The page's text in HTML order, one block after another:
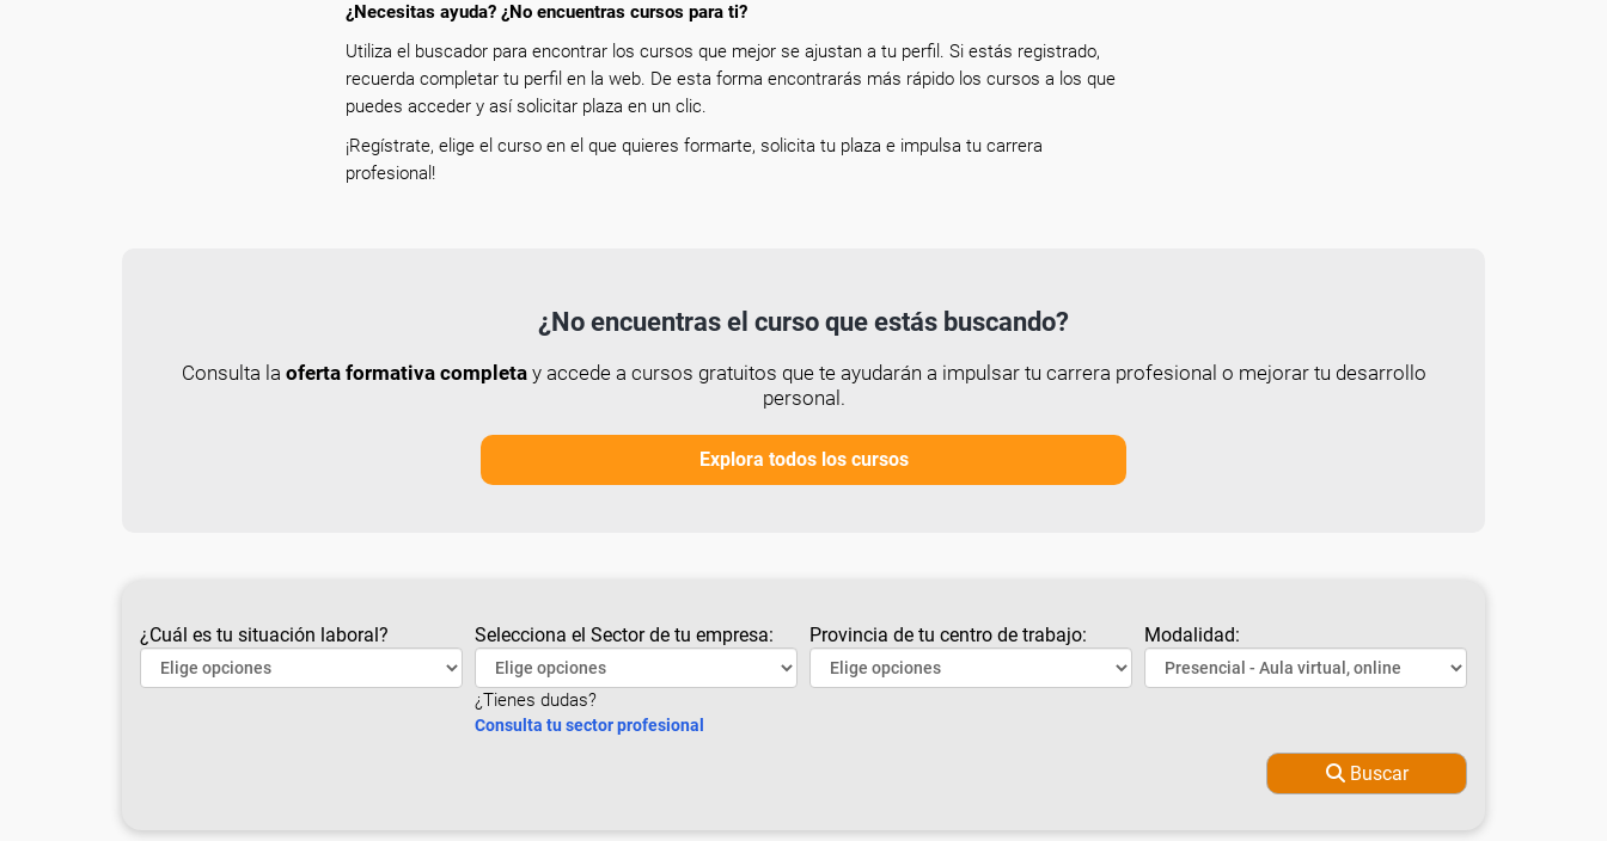
¿Necesitas ayuda? ¿No encuentras cursos para ti?
Utiliza el buscador para encontrar los cursos que mejor se ajustan a tu perfil. Si estás registrado,
recuerda completar tu perfil en la web. De esta forma encontrarás más rápido los cursos a los que
puedes acceder y así solicitar plaza en un clic.
¡Regístrate, elige el curso en el que quieres formarte, solicita tu plaza e impulsa tu carrera
profesional!
¿No encuentras el curso que estás buscando?
Consulta la oferta formativa completay accede a cursos gratuitos que te ayudarán a impulsar tu carrera profesional o mejorar tu desarrollo
personal.
Explora todos los cursos
¿Cuál es tu situación laboral? Selecciona el Sector de tu empresa:
¿Tienes dudas?
Consulta tu sector profesional
Provincia de tu centro de trabajo: Modalidad:
Buscar